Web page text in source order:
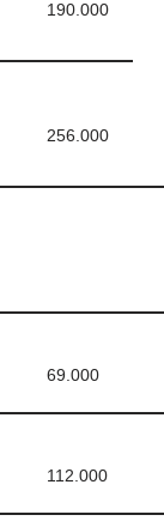
190.000
256.000
69.000
112.000